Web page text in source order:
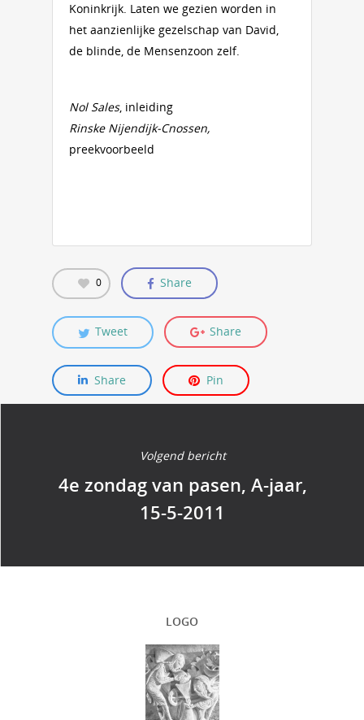
Koninkrijk. Laten we gezien worden in
het aanzienlijke gezelschap van David,
de blinde, de Mensenzoon zelf.
Nol Sales, inleiding
Rinske Nijendijk-Cnossen,
preekvoorbeeld
0 Share
Tweet Share
Share Pin
Volgend bericht
4e zondag van pasen, A-jaar,
15-5-2011
LOGO